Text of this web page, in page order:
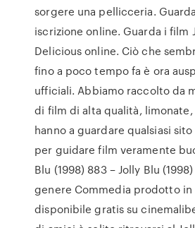
sorgere una pellicceria.
iscrizione online. Guarda i film
Delicious online. Ciò che
fino a poco tempo fa è ora
ufficiali. Abbiamo raccolto da
di film di alta qualità,
hanno a guardare qualsiasi
per guidare film veramente
Blu (1998) 883 – Jolly Blu
genere Commedia prodotto in
disponibile gratis su